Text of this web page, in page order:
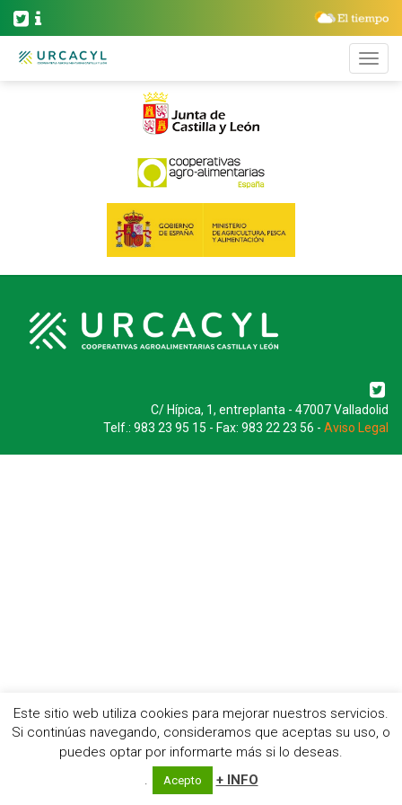
C/ Hípica, 1, entreplanta - 47007 Valladolid
Telf.: 983 23 95 15 - Fax: 983 22 23 56 - Aviso Legal
Este sitio web utiliza cookies para mejorar nuestros servicios.
Si continúas navegando, consideramos que aceptas su uso, o
puedes optar por informarte más si lo deseas.
.
Acepto + INFO